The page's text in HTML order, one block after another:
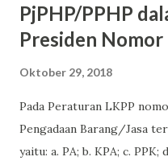
Pemerintah nomor 16
pelaksanaan undang-
Pelaksanaan konstruksi
atau pengawasan
Kegiatan. File dapat
PjPHP/PPHP
Presiden
Oktober 29, 2018
Pada Peraturan LKPP
Pengadaan Barang/Jasa
yaitu: a. PA; b. KPA; c. PPK;